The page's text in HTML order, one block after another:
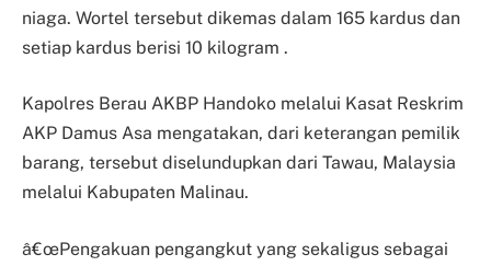
niaga. Wortel tersebut dikemas dalam 165 kardus dan
setiap kardus berisi 10 kilogram .
Kapolres Berau AKBP Handoko melalui Kasat Reskrim
AKP Damus Asa mengatakan, dari keterangan pemilik
barang, tersebut diselundupkan dari Tawau, Malaysia
melalui Kabupaten Malinau.
â€œPengakuan pengangkut yang sekaligus sebagai